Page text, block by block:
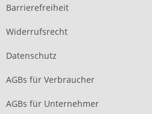
Barrierefreiheit
Widerrufsrecht
Datenschutz
AGBs für Verbraucher
AGBs für Unternehmer